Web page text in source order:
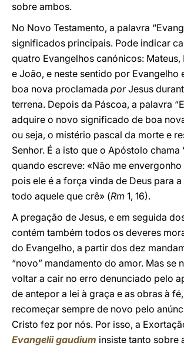
sobre ambos.
No Novo Testamento, a palavra
significados principais. Pode indicar
quatro Evangelhos canónicos: Mateus,
e João, e neste sentido por Evangelho
boa nova proclamada porJesus
terrena. Depois da Páscoa, a palavra
adquire o novo significado de boa
ou seja, o mistério pascal da morte e
Senhor. É a isto que o Apóstolo chama
quando escreve: «Não me
pois ele é a força vinda de Deus para
todo aquele que crê» (Rm 1, 16).
A pregação de Jesus, e em seguida
contém também todos os deveres
do Evangelho, a partir dos dez
“novo” mandamento do amor. Mas se
voltar a cair no erro denunciado pelo
de antepor a lei à graça e as obras à
recomeçar sempre de novo pelo
Cristo fez por nós. Por isso, a
Evangelii gaudium insiste tanto sobre